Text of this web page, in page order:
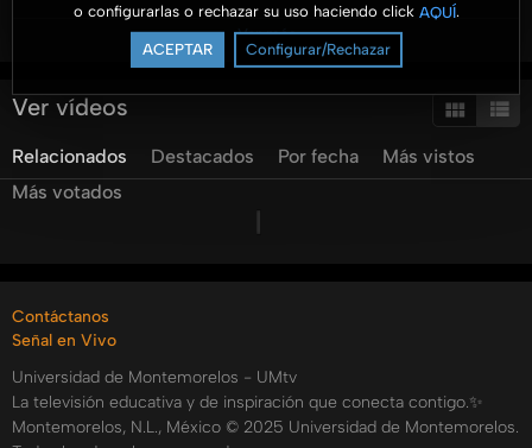
o configurarlas o rechazar su uso haciendo click AQUÍ.
ACEPTAR Configurar/Rechazar
profesional con un enfoque práctico y para ser aterrizado
en las organizaciones.
Hoy tenemos a un invitado en el tema de las Relaciones
quien nos expondrá algunos puntos de como hacer que las
relaciones humanas sean mejores en nuestro negocio.
Categorías:
Tags:
Ver más
Ver vídeos
Relacionados Destacados Por fecha
Más vistos
Más votados
Contáctanos
Señal en Vivo
Universidad de Montemorelos - UMtv
La televisión educativa y de inspiración que conecta contigo.✨
Montemorelos, N.L., México © 2025 Universidad de Montemorelos.